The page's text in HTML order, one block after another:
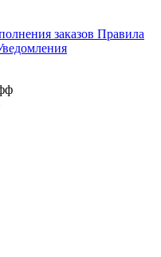
заказов Правила